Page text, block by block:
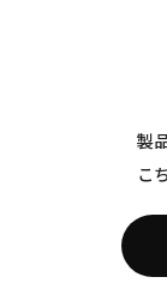
製
こ